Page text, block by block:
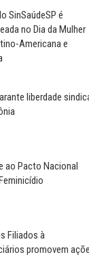
SinSaúdeSP é
no Dia da Mulher
Americana e
liberdade
ao Pacto Nacional
Filiados à
promovem